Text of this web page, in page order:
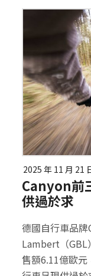
2025 年 11 月 21
Canyon前
供過於求
德國自行車品
Lambert（GBL
售額6.11億歐